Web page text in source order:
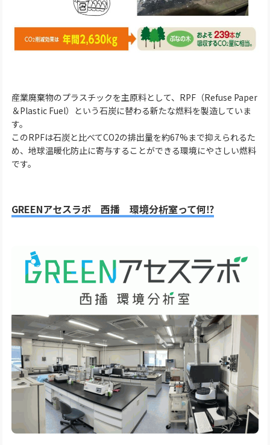
産業廃棄物のプラスチックを主原料として、RPF（Refuse Paper
＆Plastic Fuel）という石炭に替わる新たな燃料を製造していま
す。
このRPFは石炭と比べてCO2の排出量を約67%まで抑えられるた
め、地球温暖化防止に寄与することができる環境にやさしい燃料
です。
GREENアセスラボ 西播 環境分析室って何⁉